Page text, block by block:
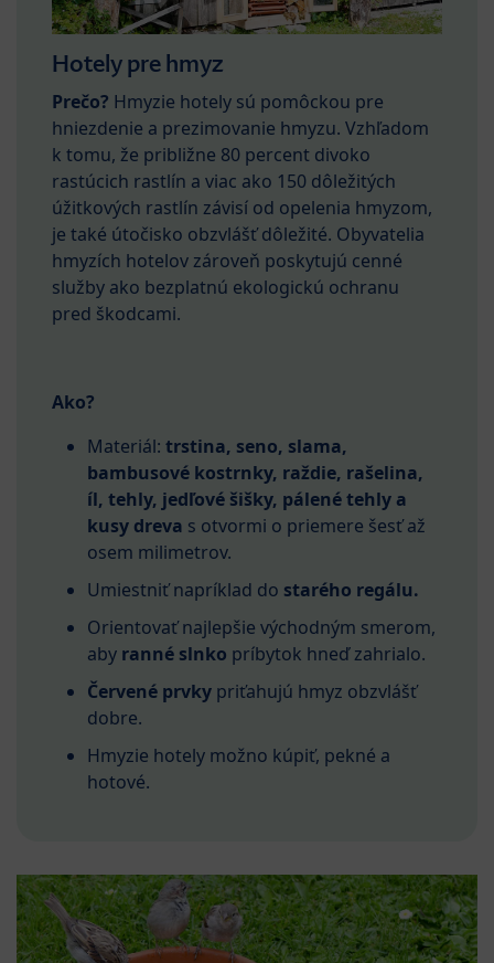
Hotely pre hmyz
Prečo? Hmyzie hotely sú pomôckou pre
hniezdenie a prezimovanie hmyzu. Vzhľadom
k tomu, že približne 80 percent divoko
rastúcich rastlín a viac ako 150 dôležitých
úžitkových rastlín závisí od opelenia hmyzom,
je také útočisko obzvlášť dôležité. Obyvatelia
hmyzích hotelov zároveň poskytujú cenné
služby ako bezplatnú ekologickú ochranu
pred škodcami.
Ako?
Materiál: trstina, seno, slama,
bambusové kostrnky, raždie, rašelina,
íl, tehly, jedľové šišky, pálené tehly a
kusy dreva s otvormi o priemere šesť až
osem milimetrov.
Umiestniť napríklad do starého regálu.
Orientovať najlepšie východným smerom,
aby ranné slnko príbytok hneď zahrialo.
Červené prvky priťahujú hmyz obzvlášť
dobre.
Hmyzie hotely možno kúpiť, pekné a
hotové.